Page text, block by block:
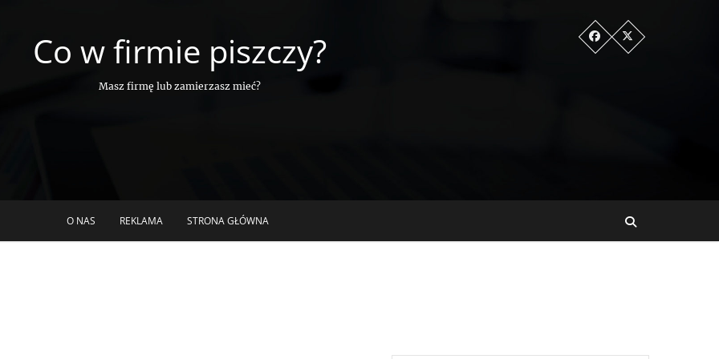
Co w firmie piszczy?
Masz firmę lub zamierzasz mieć?
O NAS REKLAMA STRONA GŁÓWNA